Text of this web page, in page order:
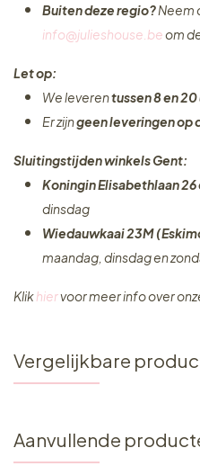
Buiten deze regio?Neem
info@julieshouse.beom
Let op:
We leverentussen 8 en 20
Er zijngeen leveringenop
Sluitingstijden winkels Gent:
Koningin Elisabethlaan 26
dinsdag
Wiedauwkaai 23M
maandag, dinsdag en
Klikhiervoor meer info over
Vergelijkbare
Aanvullende